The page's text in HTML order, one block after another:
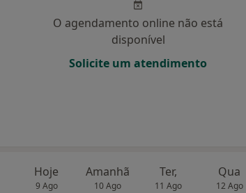
O agendamento online não está
disponível
Solicite um atendimento
Hoje
9 Ago
Amanhã
10 Ago
Ter,
11 Ago
Qua
12 Ago